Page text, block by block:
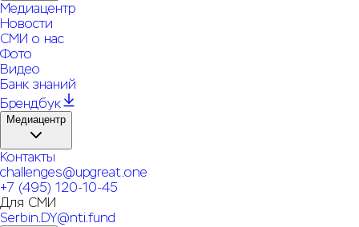
Медиацентр
Новости
СМИ о нас
Фото
Видео
Банк знаний
Брендбук
Медиацентр
Контакты
challenges@upgreat.one
+7 (495) 120-10-45
Для СМИ
Serbin.DY@nti.fund